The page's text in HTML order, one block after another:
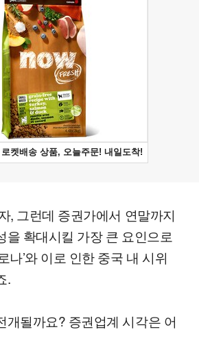
, 그런데 증권가에서 연말까지
을 확대시킬 가장 큰 요인으로
나’와 이로 인한 중국 내 시위
.
개될까요? 증권업계 시각은 어